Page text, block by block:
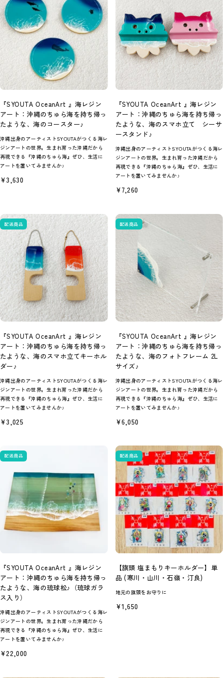
『SYOUTA OceanArt 』海レジン
アート：沖縄のちゅら海を持ち帰っ
たような、海のコースター♪
沖縄出身のアーティストSYOUTAがつくる海レ
ジンアートの世界。生まれ育った沖縄だから
再現できる『沖縄のちゅら海』ぜひ、生活に
アートを置いてみませんか♪
セ
¥3,630
『SYOUTA OceanArt 』海レジン
アート：沖縄のちゅら海を持ち帰っ
たような、海のスマホ立て シーサ
ースタンド♪
沖縄出身のアーティストSYOUTAがつくる海レ
ジンアートの世界。生まれ育った沖縄だから
再現できる『沖縄のちゅら海』ぜひ、生活に
アートを置いてみませんか♪
セ
価
格
¥7,260
配送商品
『SYOUTA OceanArt 』海レジン
アート：沖縄のちゅら海を持ち帰っ
たような、海のスマホ立てキーホル
ダー♪
沖縄出身のアーティストSYOUTAがつくる海レ
ジンアートの世界。生まれ育った沖縄だから
再現できる『沖縄のちゅら海』ぜひ、生活に
アートを置いてみませんか♪
セ
格
¥3,025
配送商品
『SYOUTA OceanArt 』海レジン
アート：沖縄のちゅら海を持ち帰っ
たような、海のフォトフレーム 2L
サイズ♪
沖縄出身のアーティストSYOUTAがつくる海レ
ジンアートの世界。生まれ育った沖縄だから
再現できる『沖縄のちゅら海』ぜひ、生活に
アートを置いてみませんか♪
セ
価
格
¥6,050
配送商品
『SYOUTA OceanArt 』海レジン
アート：沖縄のちゅら海を持ち帰っ
たような、海の琉球松♪（琉球ガラ
ス入り）
沖縄出身のアーティストSYOUTAがつくる海レ
ジンアートの世界。生まれ育った沖縄だから
再現できる『沖縄のちゅら海』ぜひ、生活に
アートを置いてみませんか♪
セ
価
¥22,000
配送商品
【旗頭 塩まもりキーホルダー】単
品 (寒川・山川・石嶺・汀良)
地元の旗頭をお守りに
セ
¥1,650